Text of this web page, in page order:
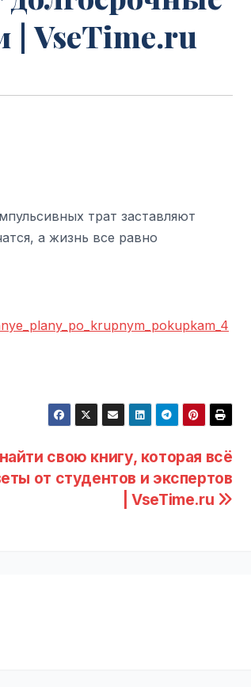
VseTime.ru
трат заставляют
а жизнь все равно
свою книгу, которая всё
от студентов и экспертов
| VseTime.ru